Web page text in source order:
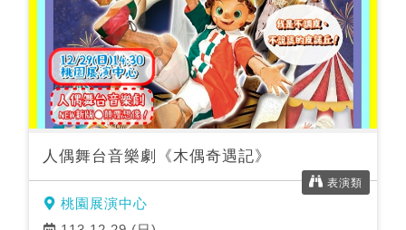
人偶舞台音樂劇《木偶奇遇記》
桃園展演中心
表演類